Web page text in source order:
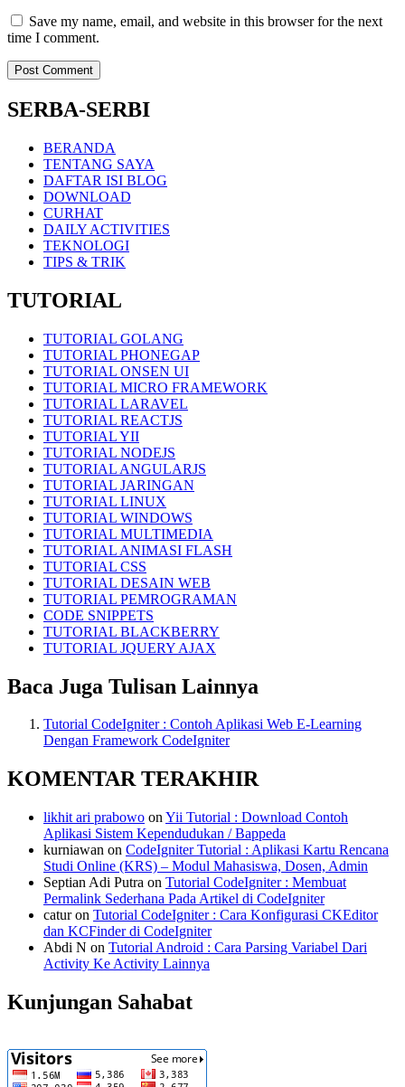
Save my name, email, and website in this browser for the next
time I comment.
SERBA-SERBI
BERANDA
TENTANG SAYA
DAFTAR ISI BLOG
DOWNLOAD
CURHAT
DAILY ACTIVITIES
TEKNOLOGI
TIPS & TRIK
TUTORIAL
TUTORIAL GOLANG
TUTORIAL PHONEGAP
TUTORIAL ONSEN UI
TUTORIAL MICRO FRAMEWORK
TUTORIAL LARAVEL
TUTORIAL REACTJS
TUTORIAL YII
TUTORIAL NODEJS
TUTORIAL ANGULARJS
TUTORIAL JARINGAN
TUTORIAL LINUX
TUTORIAL WINDOWS
TUTORIAL MULTIMEDIA
TUTORIAL ANIMASI FLASH
TUTORIAL CSS
TUTORIAL DESAIN WEB
TUTORIAL PEMROGRAMAN
CODE SNIPPETS
TUTORIAL BLACKBERRY
TUTORIAL JQUERY AJAX
Baca Juga Tulisan Lainnya
Tutorial CodeIgniter : Contoh Aplikasi Web E-Learning
Dengan Framework CodeIgniter
KOMENTAR TERAKHIR
likhit ari prabowo on Yii Tutorial : Download Contoh
Aplikasi Sistem Kependudukan / Bappeda
kurniawan on CodeIgniter Tutorial : Aplikasi Kartu Rencana
Studi Online (KRS) – Modul Mahasiswa, Dosen, Admin
Septian Adi Putra on Tutorial CodeIgniter : Membuat
Permalink Sederhana Pada Artikel di CodeIgniter
caturon Tutorial CodeIgniter : Cara Konfigurasi CKEditor
dan KCFinder di CodeIgniter
Abdi N on Tutorial Android : Cara Parsing Variabel Dari
Activity Ke Activity Lainnya
Kunjungan Sahabat